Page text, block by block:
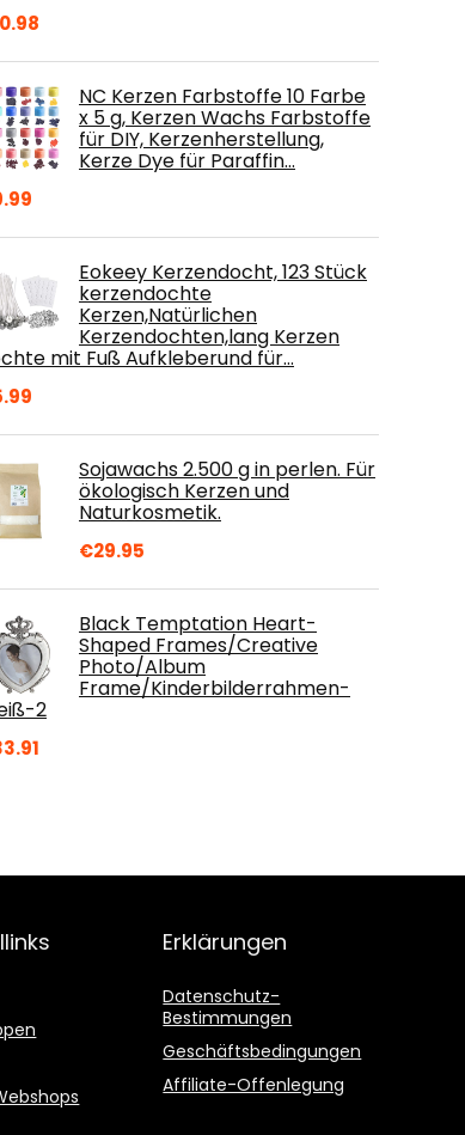
NC Kerzen Farbstoffe 10 Farbe
x 5 g, Kerzen Wachs Farbstoffe
für DIY, Kerzenherstellung,
Kerze Dye für Paraffin…
Eokeey Kerzendocht, 123 Stück
kerzendochte
Kerzen,Natürlichen
Kerzendochten,lang Kerzen
mit Fuß Aufkleberund für…
Sojawachs 2.500 g in perlen. Für
ökologisch Kerzen und
Naturkosmetik.
€29.95
Black Temptation Heart-
Shaped Frames/Creative
Photo/Album
Frame/Kinderbilderrahmen-
2
Erklärungen
Datenschutz-
Bestimmungen
Geschäftsbedingungen
Affiliate-Offenlegung